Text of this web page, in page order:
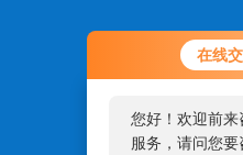
在线
您好！欢迎前
服务，请问您要